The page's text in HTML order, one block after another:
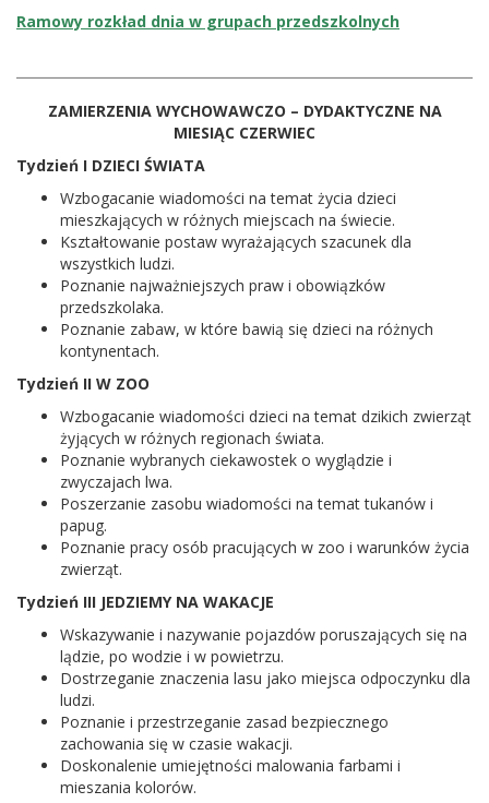
Ramowy rozkład dnia w grupach przedszkolnych
ZAMIERZENIA WYCHOWAWCZO – DYDAKTYCZNE NA
MIESIĄC CZERWIEC
Tydzień I DZIECI ŚWIATA
Wzbogacanie wiadomości na temat życia dzieci
mieszkających w różnych miejscach na świecie.
Kształtowanie postaw wyrażających szacunek dla
wszystkich ludzi.
Poznanie najważniejszych praw i obowiązków
przedszkolaka.
Poznanie zabaw, w które bawią się dzieci na różnych
kontynentach.
Tydzień II W ZOO
Wzbogacanie wiadomości dzieci na temat dzikich zwierząt
żyjących w różnych regionach świata.
Poznanie wybranych ciekawostek o wyglądzie i
zwyczajach lwa.
Poszerzanie zasobu wiadomości na temat tukanów i
papug.
Poznanie pracy osób pracujących w zoo i warunków życia
zwierząt.
Tydzień III JEDZIEMY NA WAKACJE
Wskazywanie i nazywanie pojazdów poruszających się na
lądzie, po wodzie i w powietrzu.
Dostrzeganie znaczenia lasu jako miejsca odpoczynku dla
ludzi.
Poznanie i przestrzeganie zasad bezpiecznego
zachowania się w czasie wakacji.
Doskonalenie umiejętności malowania farbami i
mieszania kolorów.